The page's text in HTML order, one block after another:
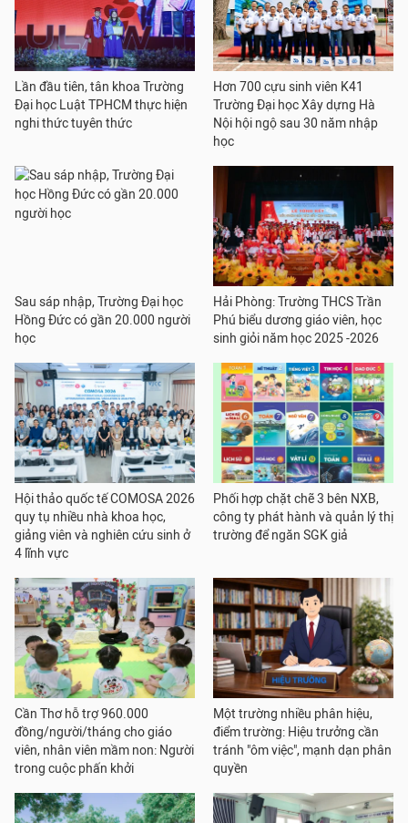
Lần đầu tiên, tân khoa Trường
Đại học Luật TPHCM thực hiện
nghi thức tuyên thức
Hơn 700 cựu sinh viên K41
Trường Đại học Xây dựng Hà
Nội hội ngộ sau 30 năm nhập
học
Sau sáp nhập, Trường Đại học
Hồng Đức có gần 20.000 người
học
Hải Phòng: Trường THCS Trần
Phú biểu dương giáo viên, học
sinh giỏi năm học 2025 -2026
Hội thảo quốc tế COMOSA 2026
quy tụ nhiều nhà khoa học,
giảng viên và nghiên cứu sinh ở
4 lĩnh vực
Phối hợp chặt chẽ 3 bên NXB,
công ty phát hành và quản lý thị
trường để ngăn SGK giả
Cần Thơ hỗ trợ 960.000
đồng/người/tháng cho giáo
viên, nhân viên mầm non: Người
trong cuộc phấn khởi
Một trường nhiều phân hiệu,
điểm trường: Hiệu trưởng cần
tránh "ôm việc", mạnh dạn phân
quyền